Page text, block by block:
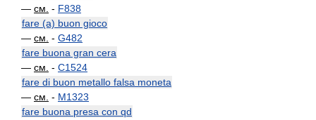
— см. - F838
fare (a) buon gioco
— см. - G482
fare buona gran cera
— см. - C1524
fare di buon metallo falsa moneta
— см. - M1323
fare buona presa con qd